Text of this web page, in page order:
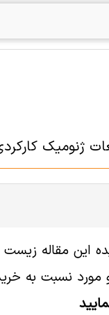
رایگان است. ترجمه
نسبت به خرید